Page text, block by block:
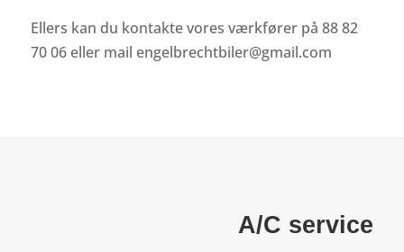
Ellers kan du kontakte vores værkfører på 88 82
70 06 eller mail engelbrechtbiler@gmail.com
A/C service